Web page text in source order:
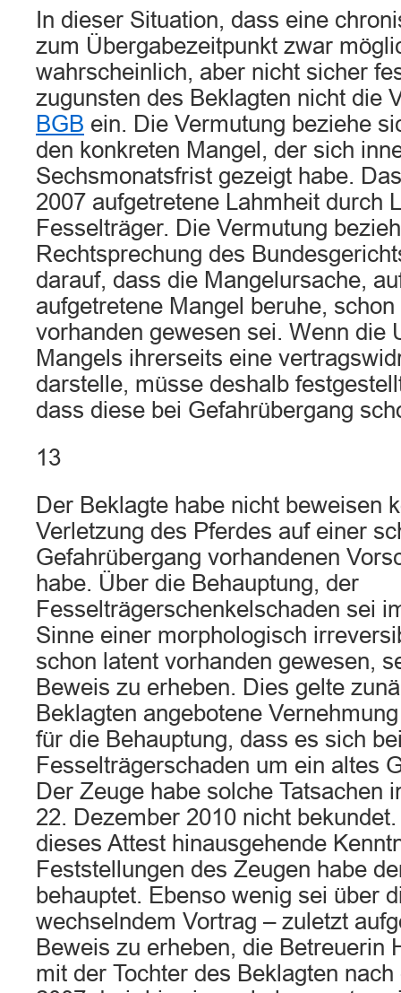
In dieser Situation, dass eine
zum Übergabezeitpunkt zwar
wahrscheinlich, aber nicht sicher
zugunsten des Beklagten nicht die
BGB ein. Die Vermutung beziehe
den konkreten Mangel, der sich
Sechsmonatsfrist gezeigt habe.
2007 aufgetretene Lahmheit durch
Fesselträger. Die Vermutung
Rechtsprechung des
darauf, dass die Mangelursache,
aufgetretene Mangel beruhe,
vorhanden gewesen sei. Wenn die
Mangels ihrerseits eine
darstelle, müsse deshalb
dass diese bei Gefahrübergang
13
Der Beklagte habe nicht beweisen
Verletzung des Pferdes auf einer
Gefahrübergang vorhandenen
habe. Über die Behauptung, der
Fesselträgerschenkelschaden sei
Sinne einer morphologisch
schon latent vorhanden gewesen,
Beweis zu erheben. Dies gelte
Beklagten angebotene
für die Behauptung, dass es sich
Fesselträgerschaden um ein altes
Der Zeuge habe solche Tatsachen
22. Dezember 2010 nicht
dieses Attest hinausgehende
Feststellungen des Zeugen habe
behauptet. Ebenso wenig sei über
wechselndem Vortrag – zuletzt
Beweis zu erheben, die Betreuerin
mit der Tochter des Beklagten